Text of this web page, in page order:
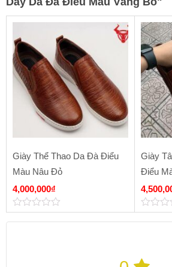
Giày Thể Thao Da Đà Điểu
Màu Nâu Đỏ
4,000,000₫
0
out
Giày
Điểu
0
out